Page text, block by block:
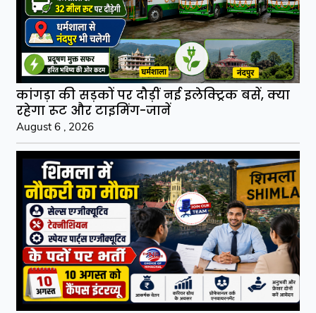
कांगड़ा की सड़कों पर दौड़ीं नई इलेक्ट्रिक बसें, क्या
रहेगा रूट और टाइमिंग-जानें
August 6 , 2026